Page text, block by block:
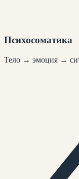
Психосоматика
Тело → эмоция →